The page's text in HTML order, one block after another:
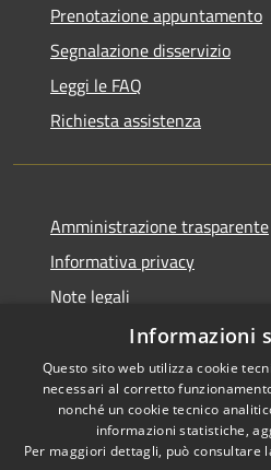
Prenotazione appuntamento
Segnalazione disservizio
Leggi le FAQ
Richiesta assistenza
Amministrazione trasparente
Informativa privacy
Note legali
Dichiarazione di accessibilità
RSS
Informazioni
Questo sito web utilizza cookie
necessari al corretto
nonché un cookie tecnico
informazioni statistiche,
Per maggiori dettagli, può consultare